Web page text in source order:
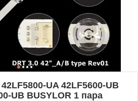
42LF5800-UA 42LF5600-UB
UB BUSYLOR 1 пара